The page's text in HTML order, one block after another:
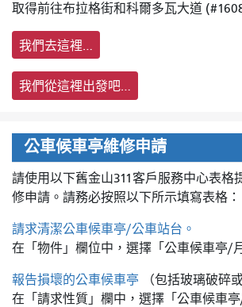
取得前往布拉格街和科爾多瓦大道
我們去這裡…
我們從這裡出發吧…
公車候車亭維修申請
請使用以下舊金山311客戶服務中心表格
修申請。請務必按照以下所示填寫表格：
請求清潔公車候車亭/公車站台。
在「物件」欄位中，選擇「公車候車亭/
報告損壞的公車候車亭 （包括玻璃破碎
在「請求性質」欄中，選擇「公車候車